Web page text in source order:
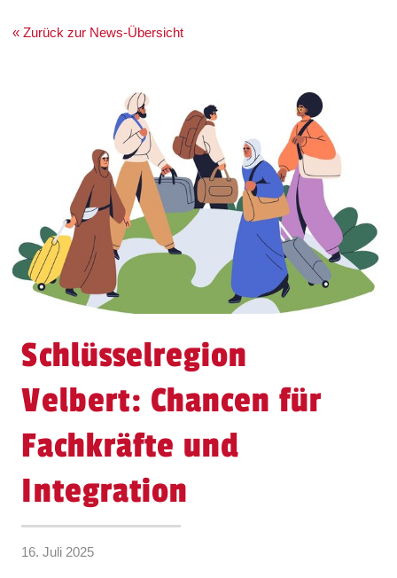
« Zurück zur News-Übersicht
Schlüsselregion
Velbert: Chancen für
Fachkräfte und
Integration
16. Juli 2025